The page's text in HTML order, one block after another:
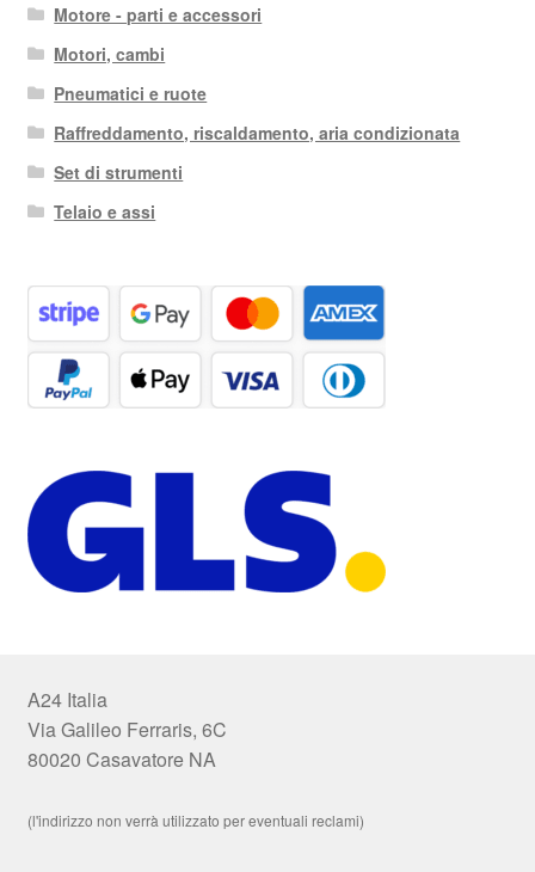
Motore - parti e accessori
Motori, cambi
Pneumatici e ruote
Raffreddamento, riscaldamento, aria condizionata
Set di strumenti
Telaio e assi
A24 Italia
Via Galileo Ferraris, 6C
80020 Casavatore NA
(l'indirizzo non verrà utilizzato per eventuali reclami)